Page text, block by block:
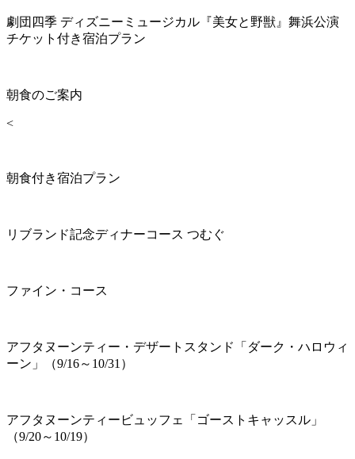
劇団四季 ディズニーミュージカル『美女と野獣』舞浜公演
チケット付き宿泊プラン
朝食のご案内
<
朝食付き宿泊プラン
リブランド記念ディナーコース つむぐ
ファイン・コース
アフタヌーンティー・デザートスタンド「ダーク・ハロウィ
ーン」（9/16～10/31）
アフタヌーンティービュッフェ「ゴーストキャッスル」
（9/20～10/19）